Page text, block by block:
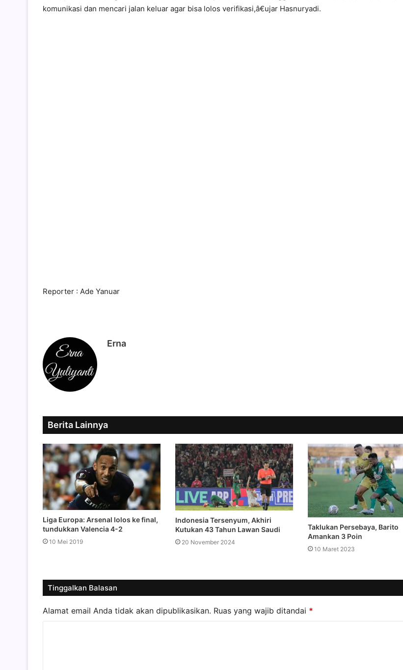
komunikasi dan mencari jalan keluar agar bisa lolos verifikasi,â€ujar Hasnuryadi.
Reporter : Ade Yanuar
Erna
Berita Lainnya
Liga Europa: Arsenal lolos ke final,
tundukkan Valencia 4-2
10 Mei 2019
Indonesia Tersenyum, Akhiri
Kutukan 43 Tahun Lawan Saudi
20 November 2024
Taklukan Persebaya, Barito
Amankan 3 Poin
10 Maret 2023
Tinggalkan Balasan
Alamat email Anda tidak akan dipublikasikan. Ruas yang wajib ditandai *